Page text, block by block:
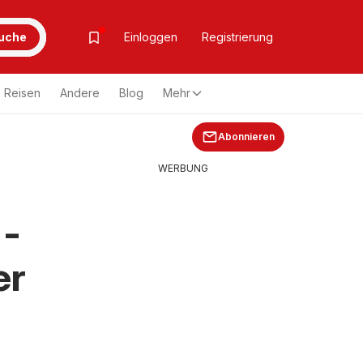
Einloggen Registrierung
Reisen Andere Blog Mehr
Abonnieren
WERBUNG